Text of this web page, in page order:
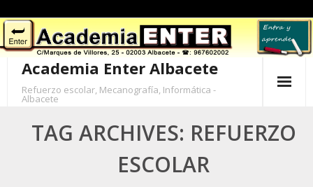
Skip
to
contentAcademia Enter Albacete
Refuerzo escolar, Mecanografía, Informática -
Albacete
TAG ARCHIVES: REFUERZO
ESCOLAR